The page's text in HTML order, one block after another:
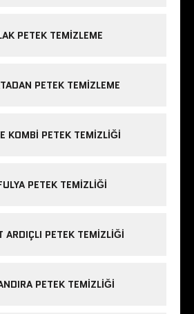
PETEK TEMIZLEME
PETEK TEMIZLEME
KOMBI PETEK TEMIZLIĞI
PETEK TEMIZLIĞI
ARDIÇLI PETEK TEMIZLIĞI
PETEK TEMIZLIĞI